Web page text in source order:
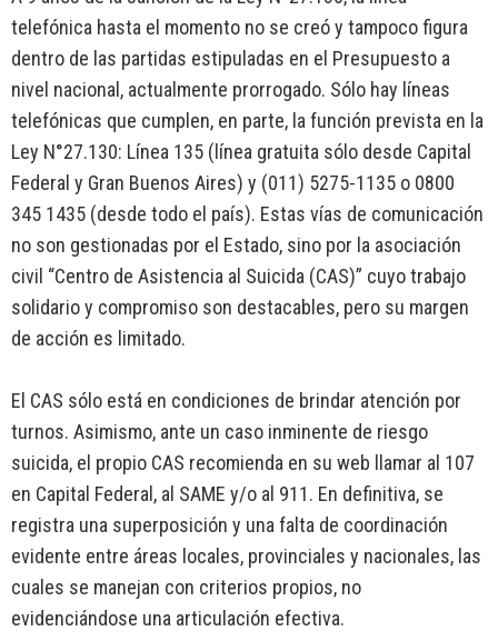
telefónica hasta el momento no se creó y tampoco figura
dentro de las partidas estipuladas en el Presupuesto a
nivel nacional, actualmente prorrogado. Sólo hay líneas
telefónicas que cumplen, en parte, la función prevista en la
Ley N°27.130: Línea 135 (línea gratuita sólo desde Capital
Federal y Gran Buenos Aires) y (011) 5275-1135 o 0800
345 1435 (desde todo el país). Estas vías de comunicación
no son gestionadas por el Estado, sino por la asociación
civil “Centro de Asistencia al Suicida (CAS)” cuyo trabajo
solidario y compromiso son destacables, pero su margen
de acción es limitado.
El CAS sólo está en condiciones de brindar atención por
turnos. Asimismo, ante un caso inminente de riesgo
suicida, el propio CAS recomienda en su web llamar al 107
en Capital Federal, al SAME y/o al 911. En definitiva, se
registra una superposición y una falta de coordinación
evidente entre áreas locales, provinciales y nacionales, las
cuales se manejan con criterios propios, no
evidenciándose una articulación efectiva.